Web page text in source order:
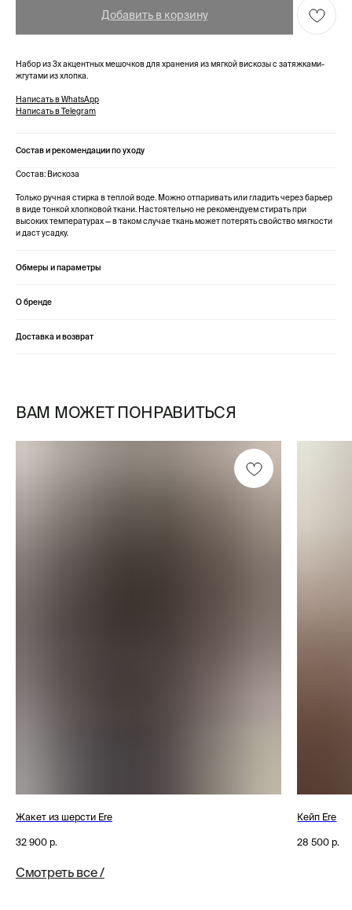
Добавить в корзину
Набор из 3х акцентных мешочков для хранения из мягкой вискозы с затяжками-
жгутами из хлопка.
Написать в WhatsApp
Написать в Telegram
Состав и рекомендации по уходу
Состав: Вискоза
Только ручная стирка в теплой воде. Можно отпаривать или гладить через барьер
в виде тонкой хлопковой ткани. Настоятельно не рекомендуем стирать при
высоких температурах — в таком случае ткань может потерять свойство мягкости
и даст усадку.
Обмеры и параметры
О бренде
Доставка и возврат
ВАМ МОЖЕТ ПОНРАВИТЬСЯ
Жакет из шерсти Ere
32 900 р.
Кейп Ere
28 500 р.
Смотреть все /